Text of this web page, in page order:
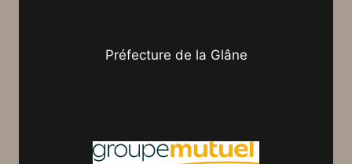
Préfecture de la Glâne